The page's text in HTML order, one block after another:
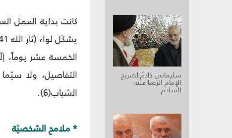
سليماني خادمٌ لضريح
الإمام الرضا عليه
السلام
الخمسة عشر يوماً،
التفاصيل، ولا
الشباب(6).
* ملامح الشخصيّة